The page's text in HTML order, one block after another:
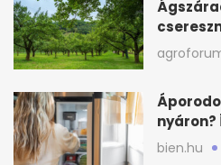
kajszin:
meg
bien.hu